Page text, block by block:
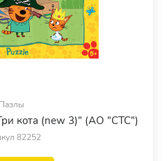
Пазлы
кота (new 3)" (АО "СТС")
82252